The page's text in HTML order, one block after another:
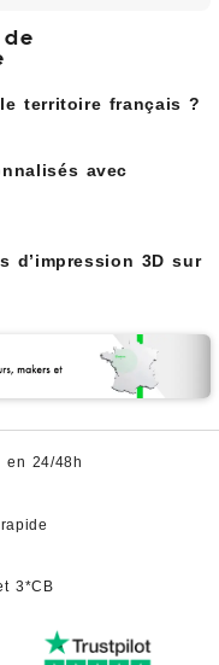
de
territoire français ?
avec
d’impression 3D sur
en 24/48h
3*CB